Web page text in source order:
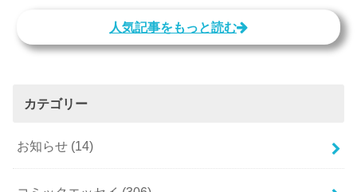
人気記事をもっと読む
カテゴリー
お知らせ (14)